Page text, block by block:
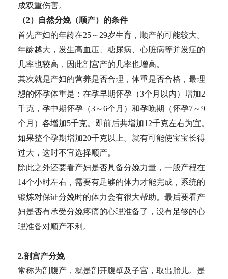
成双重伤害。
（2）自然分娩（顺产）的条件
首先产妇的年龄在25～29岁生育，顺产的可能较大。
年龄越大，发生高血压、糖尿病、心脏病等并发症的
几率也较高，因此剖宫产的几率也增高。
其次就是产妇的营养是否合理，体重是否合格，最理
想的怀孕体重是：在孕早期怀孕（3个月以内）增加2
千克，孕中期怀孕（3～6个月）和孕晚期（怀孕7～9
个月）各增加5千克。即前后共增加12千克左右为宜。
如果整个孕期增加20千克以上。就有可能使宝宝长得
过大，这时不宜选择顺产。
除此之外还要看产妇是否具备分娩力量，一般产程在
14个小时左右，需要有足够的体力才能完成，系统的
锻炼对保证分娩时的体力会有很大帮助。最后要看产
妇是否有承受分娩疼痛的心理准备了，没有足够的心
理准备对顺产不利。
2.剖宫产分娩
常称为剖腹产，就是剖开腹壁及子宫，取出胎儿。是